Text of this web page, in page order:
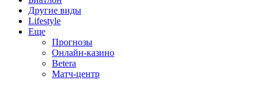
Другие виды
Lifestyle
Еще
Прогнозы
Онлайн-казино
Betera
Матч-центр